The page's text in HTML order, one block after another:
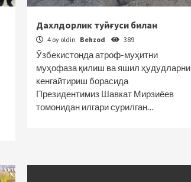
Дахлдорлик туйғуси билан
4 oy oldin Behzod 389
Ўзбекистонда атроф-муҳитни
муҳофаза қилиш ва яшил ҳудудларни
кенгайтириш борасида
Президентимиз Шавкат Мирзиёев
томонидан илгари сурилган…